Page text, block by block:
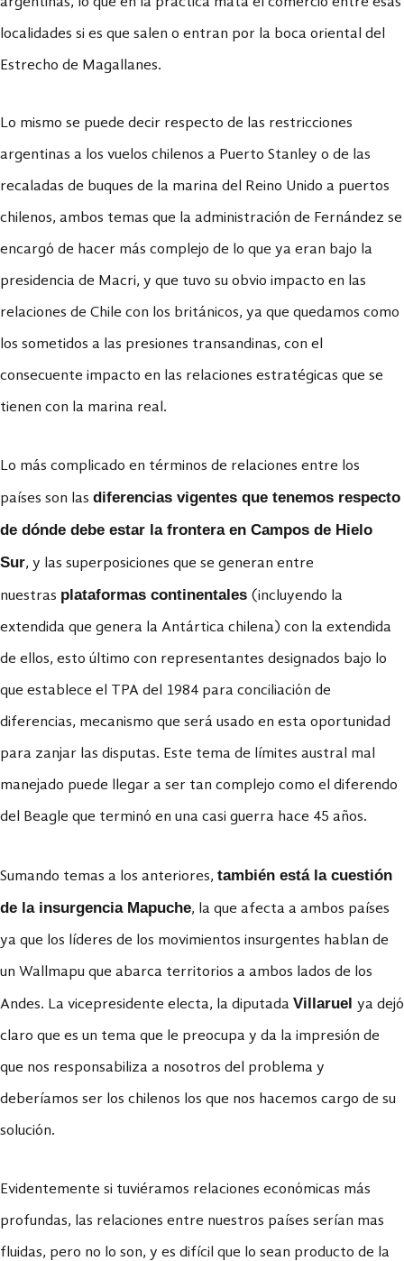
localidades si es que salen o entran por la boca oriental del
Estrecho de Magallanes.
Lo mismo se puede decir respecto de las restricciones
argentinas a los vuelos chilenos a Puerto Stanley o de las
recaladas de buques de la marina del Reino Unido a puertos
chilenos, ambos temas que la administración de Fernández se
encargó de hacer más complejo de lo que ya eran bajo la
presidencia de Macri, y que tuvo su obvio impacto en las
relaciones de Chile con los británicos, ya que quedamos como
los sometidos a las presiones transandinas, con el
consecuente impacto en las relaciones estratégicas que se
tienen con la marina real.
Lo más complicado en términos de relaciones entre los
países son las diferencias vigentes que tenemos respecto
de dónde debe estar la frontera en Campos de Hielo
Sur, y las superposiciones que se generan entre
nuestras plataformas continentales (incluyendo la
extendida que genera la Antártica chilena) con la extendida
de ellos, esto último con representantes designados bajo lo
que establece el TPA del 1984 para conciliación de
diferencias, mecanismo que será usado en esta oportunidad
para zanjar las disputas. Este tema de límites austral mal
manejado puede llegar a ser tan complejo como el diferendo
del Beagle que terminó en una casi guerra hace 45 años.
Sumando temas a los anteriores, también está la cuestión
de la insurgencia Mapuche, la que afecta a ambos países
ya que los líderes de los movimientos insurgentes hablan de
un Wallmapu que abarca territorios a ambos lados de los
Andes. La vicepresidente electa, la diputada Villaruel ya dejó
claro que es un tema que le preocupa y da la impresión de
que nos responsabiliza a nosotros del problema y
deberíamos ser los chilenos los que nos hacemos cargo de su
solución.
Evidentemente si tuviéramos relaciones económicas más
profundas, las relaciones entre nuestros países serían mas
fluidas, pero no lo son, y es difícil que lo sean producto de la